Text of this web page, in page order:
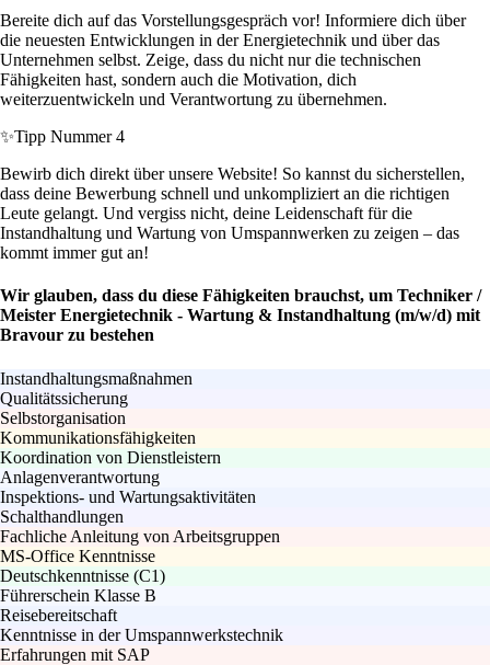
Bereite dich auf das Vorstellungsgespräch vor! Informiere dich über
die neuesten Entwicklungen in der Energietechnik und über das
Unternehmen selbst. Zeige, dass du nicht nur die technischen
Fähigkeiten hast, sondern auch die Motivation, dich
weiterzuentwickeln und Verantwortung zu übernehmen.
✨Tipp Nummer 4
Bewirb dich direkt über unsere Website! So kannst du sicherstellen,
dass deine Bewerbung schnell und unkompliziert an die richtigen
Leute gelangt. Und vergiss nicht, deine Leidenschaft für die
Instandhaltung und Wartung von Umspannwerken zu zeigen – das
kommt immer gut an!
Wir glauben, dass du diese Fähigkeiten brauchst, um Techniker /
Meister Energietechnik - Wartung & Instandhaltung (m/w/d) mit
Bravour zu bestehen
Instandhaltungsmaßnahmen
Qualitätssicherung
Selbstorganisation
Kommunikationsfähigkeiten
Koordination von Dienstleistern
Anlagenverantwortung
Inspektions- und Wartungsaktivitäten
Schalthandlungen
Fachliche Anleitung von Arbeitsgruppen
MS-Office Kenntnisse
Deutschkenntnisse (C1)
Führerschein Klasse B
Reisebereitschaft
Kenntnisse in der Umspannwerkstechnik
Erfahrungen mit SAP